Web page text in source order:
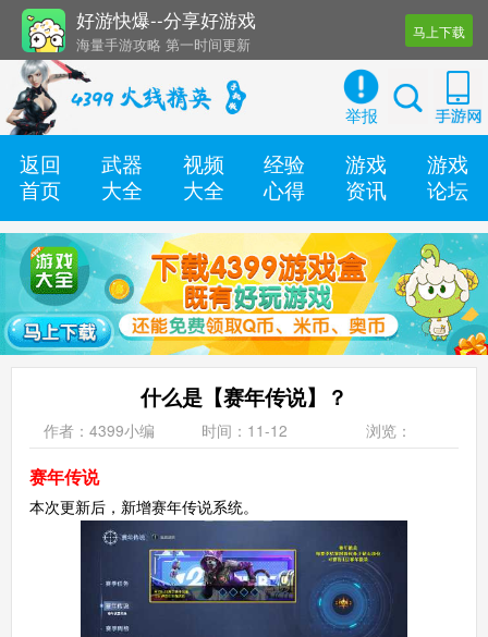
好游快爆--分享好游戏
海量手游攻略 第一时间更新
还有几十款实用辅助工具
马上下载
举报
返回
首页
武器
大全
视频
大全
经验
心得
游戏
资讯
游戏
论坛
什么是【赛年传说】？
作者：4399小编 时间：11-12 浏览：
赛年传说
本次更新后，新增赛年传说系统。